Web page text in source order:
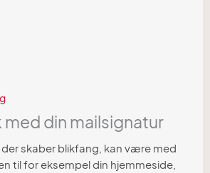
med din mailsignatur
der skaber blikfang, kan være med
til for eksempel din hjemmeside,